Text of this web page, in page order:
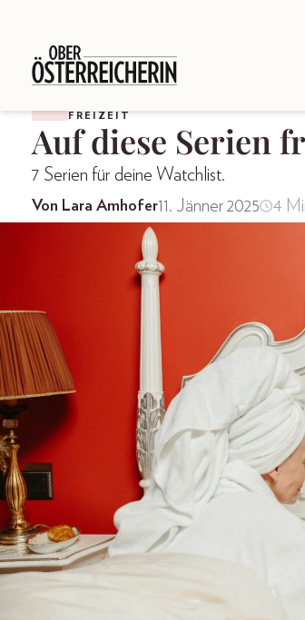
FREIZEIT
Auf diese Serien
7 Serien für deine Watchlist.
Von Lara Amhofer11. Jänner 2025 4